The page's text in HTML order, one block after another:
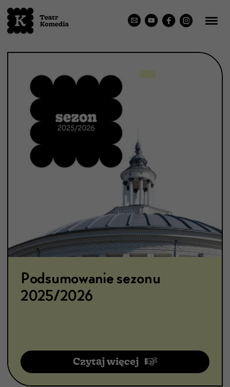
Podsumowanie sezonu
2025/2026
Czytaj więcej
"Co na to Maria?"
Bilety
Repertuar na nowy sezon
Co gramy?